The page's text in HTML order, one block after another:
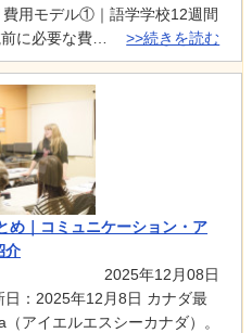
用モデル①｜語学学校12週間
に必要な費…
>>続きを読む
め｜コミュニケーション・ア
介
2025年12月08日
：2025年12月8日 カナダ最
アイエルエスシーカナダ）。